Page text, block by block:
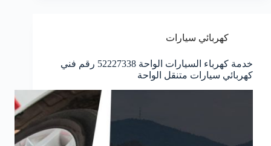
كهربائي سيارات
خدمة كهرباء السيارات الواحة 52227338 رقم فني
كهربائي سيارات متنقل الواحة